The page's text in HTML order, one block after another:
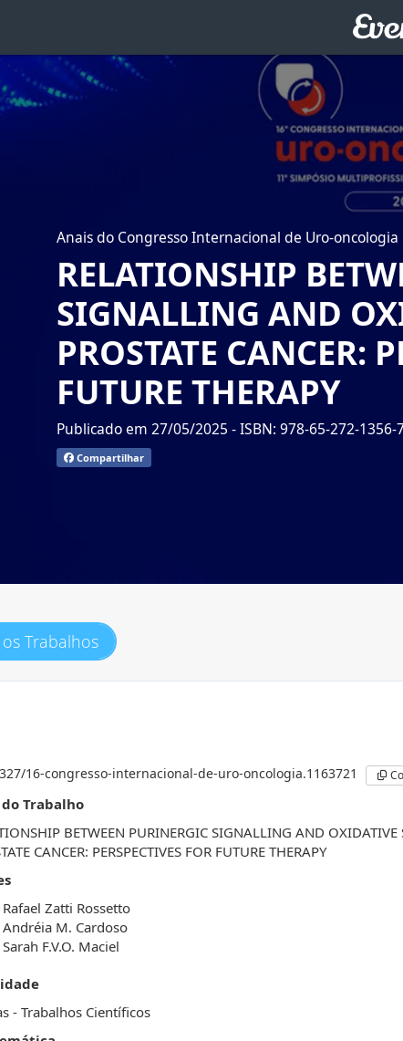
Anais do Congresso Internacional de Uro-oncologia
RELATIONSHIP
SIGNALLING AND
PROSTATE CANCER:
FUTURE THERAPY
Publicado em 27/05/2025- ISBN: 978-65-272-1356-
Compartilhar
Trabalhos
16-congresso-internacional-de-uro-oncologia.1163721
Trabalho
BETWEEN PURINERGIC SIGNALLING AND OXIDATIVE
CANCER: PERSPECTIVES FOR FUTURE THERAPY
Rafael Zatti Rossetto
Andréia M. Cardoso
Sarah F.V.O. Maciel
- Trabalhos Científicos